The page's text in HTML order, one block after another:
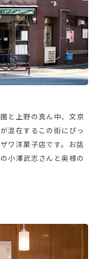
と上野の真ん中、文京
混在するこの街にぴっ
ワ洋菓子店です。お話
小澤武志さんと奥様の